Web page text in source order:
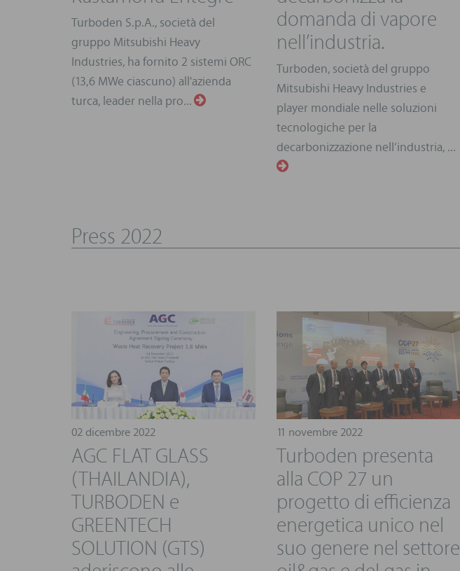
Turboden S.p.A., società del
gruppo Mitsubishi Heavy
Industries, ha fornito 2 sistemi ORC
(13,6 MWe ciascuno) all'azienda
turca, leader nella pro...
domanda di vapore
nell’industria.
Turboden, società del gruppo
Mitsubishi Heavy Industries e
player mondiale nelle soluzioni
tecnologiche per la
decarbonizzazione nell’industria, ...
Press 2022
02 dicembre 2022
AGC FLAT GLASS
(THAILANDIA),
TURBODEN e
GREENTECH
SOLUTION (GTS)
11 novembre 2022
Turboden presenta
alla COP 27 un
progetto di efficienza
energetica unico nel
suo genere nel settore